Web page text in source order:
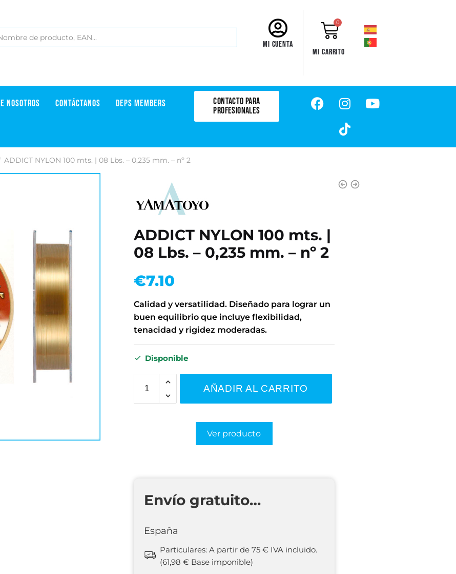
Mi cuenta
0
Mi carrito
NOSOTROS CONTÁCTANOS DEPS MEMBERS
CONTACTO PARA
PROFESIONALES
/ ADDICT NYLON 100 mts. | 08 Lbs. – 0,235 mm. – nº 2
ADDICT NYLON 100 mts. |
08 Lbs. – 0,235 mm. – nº 2
€7.10
Calidad y versatilidad. Diseñado para lograr un
buen equilibrio que incluye flexibilidad,
tenacidad y rigidez moderadas.
Disponible
AÑADIR AL CARRITO
Ver producto
Envío gratuito…
España
Particulares: A partir de 75 € IVA incluido.
(61,98 € Base imponible)